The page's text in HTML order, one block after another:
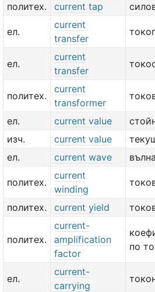
политех.
current tap
ел.
current
transfer
ел.
current
transfer
политех.
current
transformer
ел. current value
изч.
current value
ел.
current wave
политех.
current
winding
политех. current yield
политех.
current-
amplification
factor
по
ел.
current-
carrying